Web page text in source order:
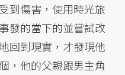
到傷害，使用時光旅
發的當下的並嘗試改
回到現實，才發現他
，他的父親跟男主角